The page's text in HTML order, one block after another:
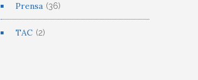
Prensa (36)
TAC (2)